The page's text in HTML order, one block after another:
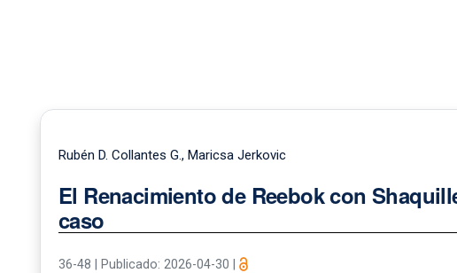
Rubén D. Collantes G., Maricsa Jerkovic
El Renacimiento de Reebok con
caso
36-48 Publicado: 2026-04-30